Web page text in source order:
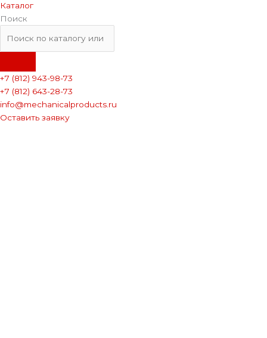
Каталог
Поиск
+7 (812) 943-98-73
+7 (812) 643-28-73
info@mechanicalproducts.ru
Оставить заявку